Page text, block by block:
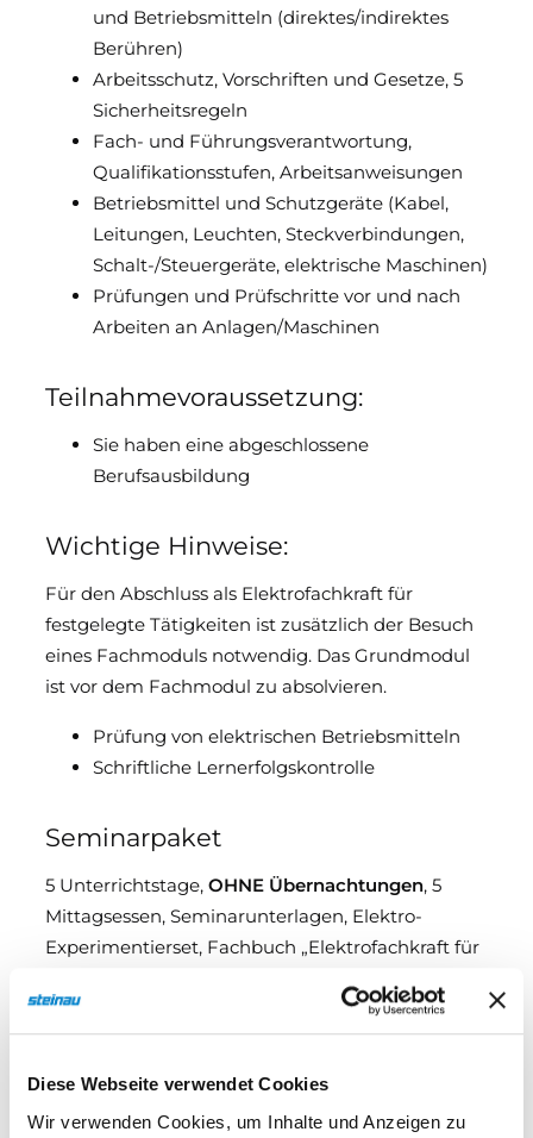
Diese Webseite verwendet Cookies
Wir verwenden Cookies, um Inhalte und Anzeigen zu
und Betriebsmitteln (direktes/indirektes
Berühren)
Arbeitsschutz, Vorschriften und Gesetze, 5
Sicherheitsregeln
Fach- und Führungsverantwortung,
Qualifikationsstufen, Arbeitsanweisungen
Betriebsmittel und Schutzgeräte (Kabel,
Leitungen, Leuchten, Steckverbindungen,
Schalt-/Steuergeräte, elektrische Maschinen)
Prüfungen und Prüfschritte vor und nach
Arbeiten an Anlagen/Maschinen
Teilnahmevoraussetzung:
Sie haben eine abgeschlossene
Berufsausbildung
Wichtige Hinweise:
Für den Abschluss als Elektrofachkraft für
festgelegte Tätigkeiten ist zusätzlich der Besuch
eines Fachmoduls notwendig. Das Grundmodul
ist vor dem Fachmodul zu absolvieren.
Prüfung von elektrischen Betriebsmitteln
Schriftliche Lernerfolgskontrolle
Seminarpaket
5 Unterrichtstage, OHNE Übernachtungen, 5
Mittagsessen, Seminarunterlagen, Elektro-
Experimentierset, Fachbuch „Elektrofachkraft für
„Elektrotechnik“. Nach bestandener Prüfung ein
TÜV-Zertifikat.
Sollten Sie Übernachtungen benötigen, teilen Sie
uns dies bitte bei der Buchung mit. Wir